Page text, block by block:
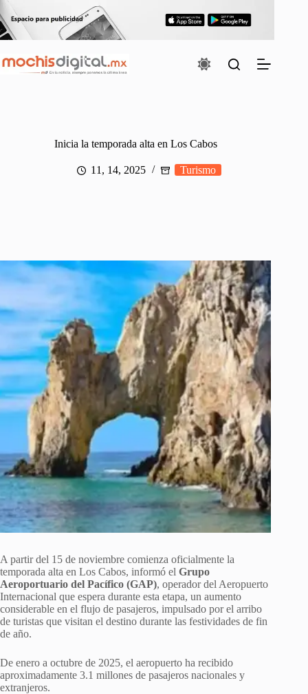
Saltar
al
contenido
Inicia la temporada alta en Los Cabos
11, 14, 2025 Turismo
A partir del 15 de noviembre comienza oficialmente la
temporada alta en Los Cabos, informó el Grupo
Aeroportuario del Pacífico (GAP), operador del Aeropuerto
Internacional que espera durante esta etapa, un aumento
considerable en el flujo de pasajeros, impulsado por el arribo
de turistas que visitan el destino durante las festividades de fin
de año.
De enero a octubre de 2025, el aeropuerto ha recibido
aproximadamente 3.1 millones de pasajeros nacionales y
extranjeros.